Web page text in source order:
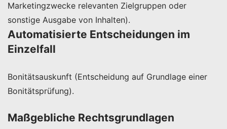
Marketingzwecke relevanten Zielgruppen oder
sonstige Ausgabe von Inhalten).
Automatisierte Entscheidungen im
Einzelfall
Bonitätsauskunft (Entscheidung auf Grundlage einer
Bonitätsprüfung).
Maßgebliche Rechtsgrundlagen